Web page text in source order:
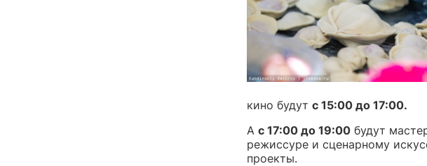
кино будут с 15:00 до 17:00.
А с 17:00 до 19:00 будут
режиссуре и сценарному
проекты.